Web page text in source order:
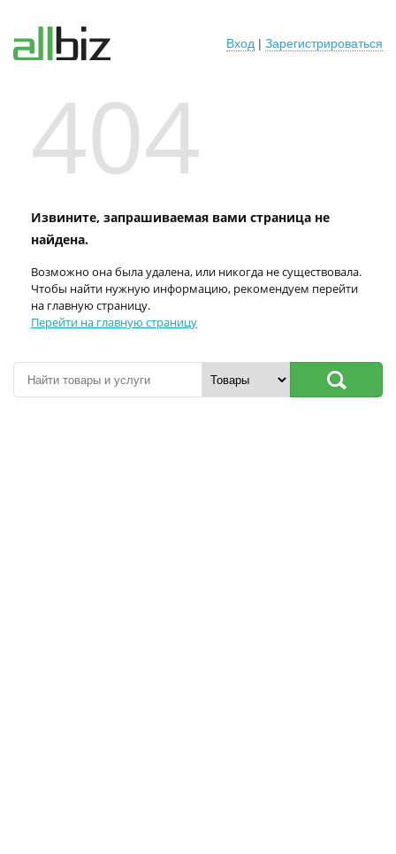
Вход | Зарегистрироваться
404
Извините, запрашиваемая вами страница не
найдена.
Возможно она была удалена, или никогда не существовала.
Чтобы найти нужную информацию, рекомендуем перейти
на главную страницу.
Перейти на главную страницу